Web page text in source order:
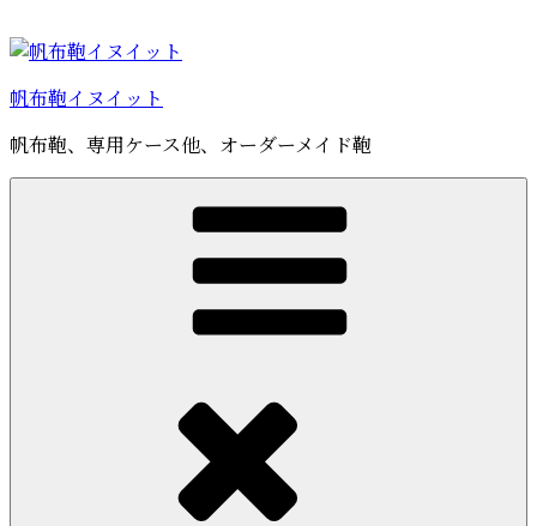
ン
ン
ツ
へ
ス
帆布鞄イヌイット
帆布鞄、専用ケース他、オーダーメイド鞄